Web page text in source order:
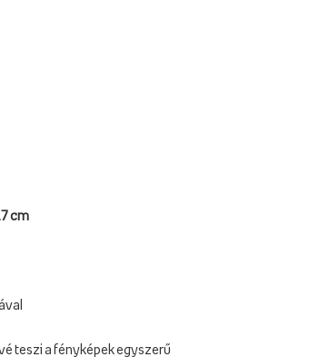
cm
teszi a fényképek egyszerű